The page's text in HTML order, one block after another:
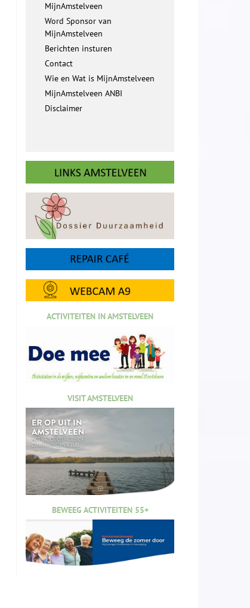
MijnAmstelveen
Word Sponsor van
MijnAmstelveen
Berichten insturen
Contact
Wie en Wat is MijnAmstelveen
MijnAmstelveen ANBI
Disclaimer
ACTIVITEITEN IN AMSTELVEEN
VISIT AMSTELVEEN
BEWEEG ACTIVITEITEN 55+